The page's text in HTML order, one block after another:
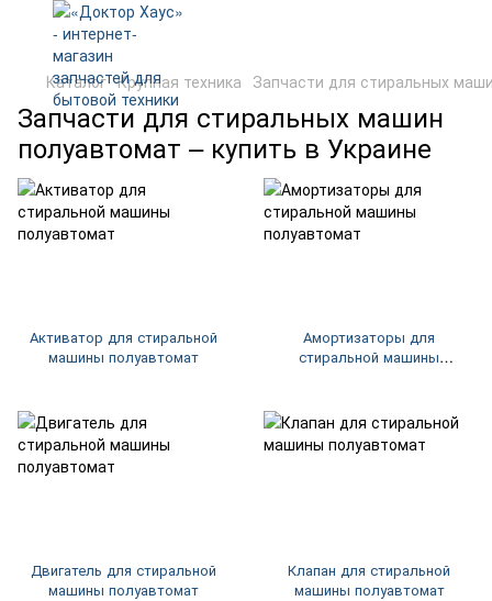
Каталог Крупная техника Запчасти для стиральных
Запчасти для стиральных машин
полуавтомат – купить в Украине
Активатор для стиральной
машины полуавтомат
Амортизаторы для
стиральной машины
Двигатель для стиральной
машины полуавтомат
Клапан для стиральной
машины полуавтомат